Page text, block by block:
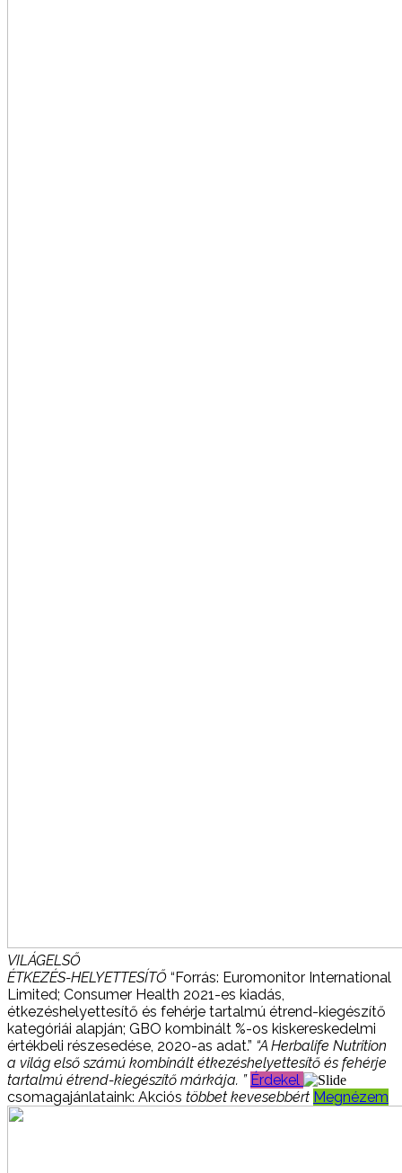
VILÁGELSŐ
ÉTKEZÉS-HELYETTESÍTŐ “Forrás: Euromonitor International
Limited; Consumer Health 2021-es kiadás,
étkezéshelyettesítő és fehérje tartalmú étrend-kiegészítő
kategóriái alapján; GBO kombinált %-os kiskereskedelmi
értékbeli részesedése, 2020-as adat.” “A Herbalife Nutrition
a világ első számú kombinált étkezéshelyettesítő és fehérje
tartalmú étrend-kiegészítő márkája. ” Érdekel
csomagajánlataink: Akciós többet kevesebbért Megnézem